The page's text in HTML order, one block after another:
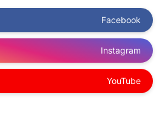
Facebook
Instagram
YouTube